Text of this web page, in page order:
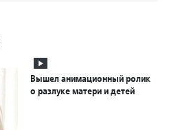
Вышел анимационный ролик
о разлуке матери и детей